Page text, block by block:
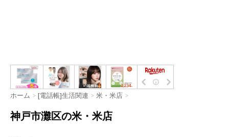
ホーム > [電話帳]生活関連 > 米・米店 >
神戸市灘区の米・米店